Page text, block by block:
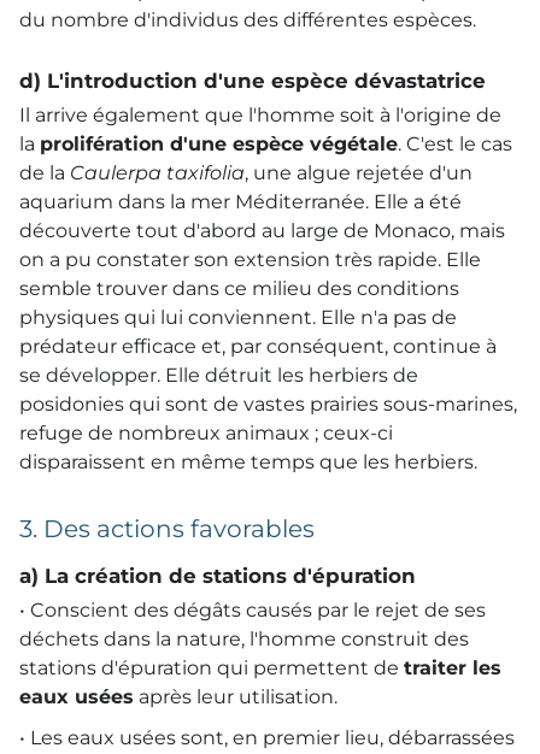
du nombre d'individus des différentes espèces.
d) L'introduction d'une espèce dévastatrice
Il arrive également que l'homme soit à l'origine de
la prolifération d'une espèce végétale. C'est le cas
de la Caulerpa taxifolia, une algue rejetée d'un
aquarium dans la mer Méditerranée. Elle a été
découverte tout d'abord au large de Monaco, mais
on a pu constater son extension très rapide. Elle
semble trouver dans ce milieu des conditions
physiques qui lui conviennent. Elle n'a pas de
prédateur efficace et, par conséquent, continue à
se développer. Elle détruit les herbiers de
posidonies qui sont de vastes prairies sous-marines,
refuge de nombreux animaux ; ceux-ci
disparaissent en même temps que les herbiers.
3. Des actions favorables
a) La création de stations d'épuration
• Conscient des dégâts causés par le rejet de ses
déchets dans la nature, l'homme construit des
stations d'épuration qui permettent de traiter les
eaux usées après leur utilisation.
• Les eaux usées sont, en premier lieu, débarrassées